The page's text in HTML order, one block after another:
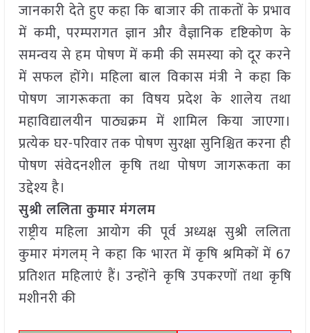
जानकारी देते हुए कहा कि बाजार की ताकतों के प्रभाव
में कमी, परम्परागत ज्ञान और वैज्ञानिक दृष्टिकोण के
समन्वय से हम पोषण में कमी की समस्या को दूर करने
में सफल होंगे। महिला बाल विकास मंत्री ने कहा कि
पोषण जागरूकता का विषय प्रदेश के शालेय तथा
महाविद्यालयीन पाठ्यक्रम में शामिल किया जाएगा।
प्रत्येक घर-परिवार तक पोषण सुरक्षा सुनिश्चित करना ही
पोषण संवेदनशील कृषि तथा पोषण जागरूकता का
उद्देश्य है।
सुश्री ललिता कुमार मंगलम
राष्ट्रीय महिला आयोग की पूर्व अध्यक्ष सुश्री ललिता
कुमार मंगलम् ने कहा कि भारत में कृषि श्रमिकों में 67
प्रतिशत महिलाएं हैं। उन्होंने कृषि उपकरणों तथा कृषि
मशीनरी की